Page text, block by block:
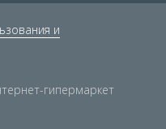
и
гипермаркет